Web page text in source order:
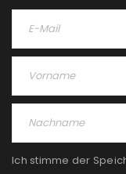
Ich stimme der